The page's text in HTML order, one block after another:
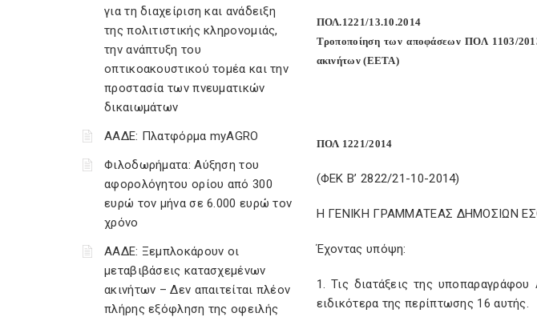
για τη διαχείριση και ανάδειξη
της πολιτιστικής κληρονομιάς,
την ανάπτυξη του
οπτικοακουστικού τομέα και την
προστασία των πνευματικών
δικαιωμάτων
ΑΑΔΕ: Πλατφόρμα myAGRO
Φιλοδωρήματα: Αύξηση του
αφορολόγητου ορίου από 300
ευρώ τον μήνα σε 6.000 ευρώ τον
χρόνο
ΑΑΔΕ: Ξεμπλοκάρουν οι
μεταβιβάσεις κατασχεμένων
ακινήτων – Δεν απαιτείται πλέον
πλήρης εξόφληση της οφειλής
ΠΟΛ.1221/13.10.2014
Τροποποίηση των αποφάσεων ΠΟΛ 1103/
ακινήτων (ΕΕΤΑ)
ΠΟΛ 1221/2014
(ΦΕΚ Β’ 2822/21-10-2014)
Η ΓΕΝΙΚΗ ΓΡΑΜΜΑΤΕΑΣ ΔΗΜΟΣΙΩΝ
Έχοντας υπόψη:
1. Τις διατάξεις της
ειδικότερα της περίπτωσης 16 αυτής.